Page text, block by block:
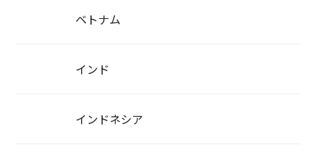
ベトナム
インド
インドネシア